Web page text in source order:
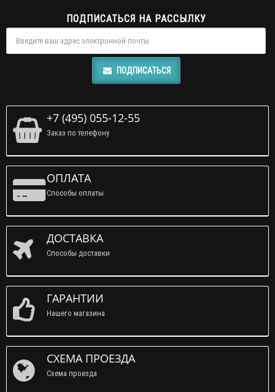
ПОДПИСАТЬСЯ НА РАССЫЛКУ
ПОДПИСАТЬСЯ
+7 (495) 055-12-55
Заказ по телефону
ОПЛАТА
Способы оплаты
ДОСТАВКА
Способы доставки
ГАРАНТИИ
Нашего магазина
СХЕМА ПРОЕЗДА
Схема проезда